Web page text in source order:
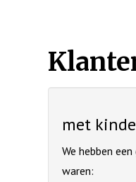
met
We hebben
waren: